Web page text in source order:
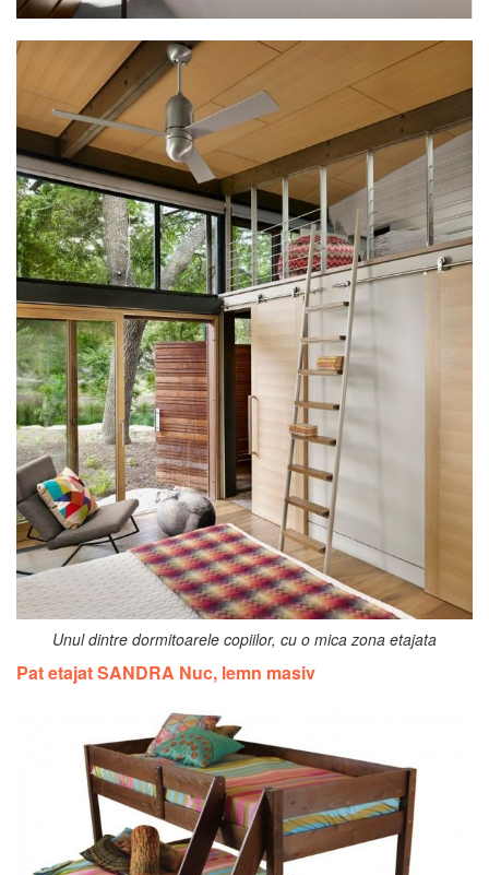
Unul dintre dormitoarele copiilor, cu o mica zona etajata
Pat etajat SANDRA Nuc, lemn masiv